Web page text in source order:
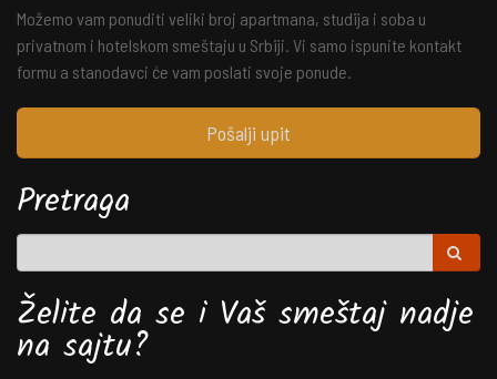
Možemo vam ponuditi veliki broj apartmana, studija i soba u
privatnom i hotelskom smeštaju u Srbiji. Vi samo ispunite kontakt
formu a stanodavci će vam poslati svoje ponude.
Pošalji upit
Pretraga
Želite da se i Vaš smeštaj nadje
na sajtu?